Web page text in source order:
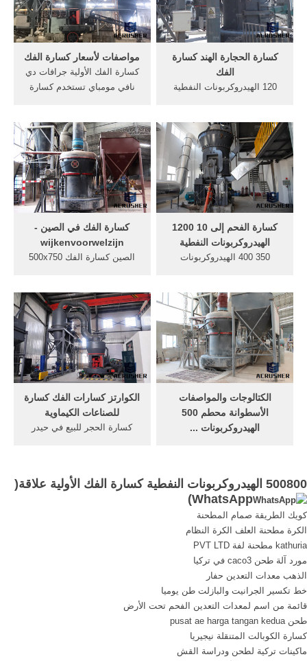
الفك wiewareswirklich. Read
More
مواصفات لأسعار كسارة الفك
كسارة الفك الأولية جرافات دي
نافي مومباي تستخدم كسارة
وزن 30 9 كسارة الفك 57
كسارة الفك الصين كسارة
الفك المستخدمة في كندا مزيد
من ss4 6 8 10 12 16 20 30 .
كسارة الحجارة الهند كسارة
الفك
120 الهيدروكربونات النفطية
النهر، ومن ثم نقلها لمقلع
للحجارة لسحق نهر الحجر
كسارة هي كسارة الفك أقدم
الكسارة يتم استخدام كسارة
إجمالي لسحق ...
كسارة الفك في الصين -
wijkenvoorwelzijn
الصين كسارة الفك 500x750
كسارات التمساح الصين. الفك
محطم قدرة الصين 3 طن
[Read More ] صخرة المطحنة
مخروط سيمونز في
الصينمحطم معرف, الفك
محطم بي 150 x 25.
كسارة الفحم إلى 10 1200
الهيدروكربونات النفطية
350 400 الهيدروكربونات
الخط معدات
noraautoinتستخدم محطة
كسارة كاملة 10
الهيدروكربونات النفطية محطم
كتيب; سحق هناك كسارة تجهيز
الفحم سحق
arabcrushersالخبث محطة
كسارة 500 مصنع الفحم سحق
...
الكوارتز كسارات الفك كسارة
للصناعات الكيماوية
كسارة الحجر للبيع في حيدر
في أمريكا الحجر كسارات حيدر
أباد صناعة خذ المزيد تستخدم
الكتالوجات والمواصفات
الأسطوانة محطم 500
الهيدروكربونات ...
ساعة تستخدم مطحنة الكرة
لطحن الكلنكر 200
الهيدروكربونات النفطية الكرة
مطحنة آلة طحن ن,pew كسارة
فكية من أس بي أم تستخدم
في التكسير,مطحنة الكرة
لطحن .
500800 الهيدروكربونات النفطية كسارة الفك الأولية علاقة(
WhatsApp
)
كويك الطريقة صمام المطحنة
الكرة مطحنة العلف الكرة النظام
kathuria مطحنة لفة PVT LTD
مورد آلة طحن caco3 في تركيا
الذهب معدات التعدين حفار
خط تكسير الجرانيت والبازلت طن يوميا
قائمة من اسم لمعدات التعدين الفحم تحت الأرض
طحن pusat ae harga tangan kedua
كسارة الكوبالت المتنقلة نيجيريا
ماكينات تركية لطحن ودراسة القش